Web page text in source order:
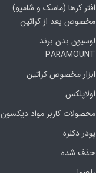
افتر کرها (ماسک و شامپو)
مخصوص بعد از کراتین
لوسیون بدن برند
PARAMOUNT
ابزار مخصوص کراتین
اولاپلکس
محصولات کاربر مواد دیکسون
پودر دکلره
حذف شده